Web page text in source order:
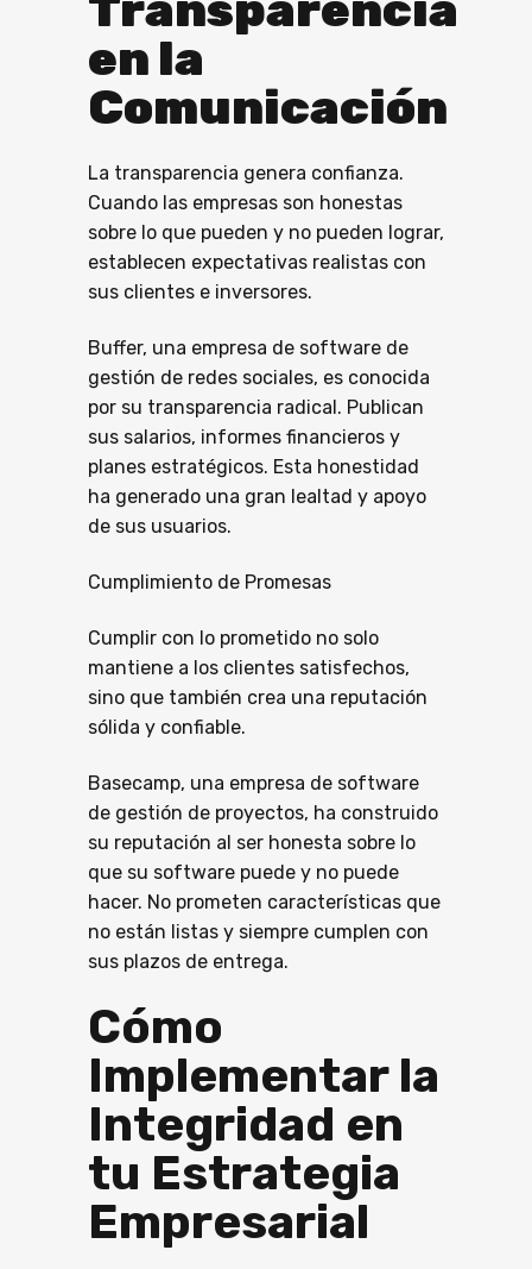
en la
Comunicación
La transparencia genera confianza.
Cuando las empresas son honestas
sobre lo que pueden y no pueden lograr,
establecen expectativas realistas con
sus clientes e inversores.
Buffer, una empresa de software de
gestión de redes sociales, es conocida
por su transparencia radical. Publican
sus salarios, informes financieros y
planes estratégicos. Esta honestidad
ha generado una gran lealtad y apoyo
de sus usuarios.
Cumplimiento de Promesas
Cumplir con lo prometido no solo
mantiene a los clientes satisfechos,
sino que también crea una reputación
sólida y confiable.
Basecamp, una empresa de software
de gestión de proyectos, ha construido
su reputación al ser honesta sobre lo
que su software puede y no puede
hacer. No prometen características que
no están listas y siempre cumplen con
sus plazos de entrega.
Cómo
Implementar la
Integridad en
tu Estrategia
Empresarial